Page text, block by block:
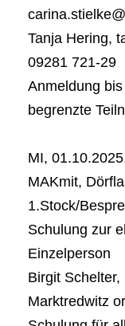
Tanja Hering,
09281 721-29
Anmeldung
begrenzte
MI,
MAKmit,
1.Stock/
Schulung zur
Einzelperson
Birgit
Marktredwitz